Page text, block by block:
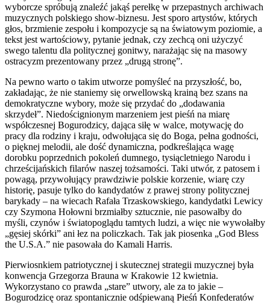
wyborcze spróbują znaleźć jakąś perełkę w przepastnych archiwach
muzycznych polskiego show-biznesu. Jest sporo artystów, których
głos, brzmienie zespołu i kompozycje są na światowym poziomie, a
tekst jest wartościowy, pytanie jednak, czy zechcą oni użyczyć
swego talentu dla politycznej gonitwy, narażając się na masowy
ostracyzm prezentowany przez „drugą stronę”.
Na pewno warto o takim utworze pomyśleć na przyszłość, bo,
zakładając, że nie staniemy się orwellowską krainą bez szans na
demokratyczne wybory, może się przydać do „dodawania
skrzydeł”. Niedoścignionym marzeniem jest pieśń na miarę
współczesnej Bogurodzicy, dająca siłę w walce, motywację do
pracy dla rodziny i kraju, odwołująca się do Boga, pełna godności,
o pięknej melodii, ale dość dynamiczna, podkreślająca wagę
dorobku poprzednich pokoleń dumnego, tysiącletniego Narodu i
chrześcijańskich filarów naszej tożsamości. Taki utwór, z patosem i
powagą, przywołujący prawdziwie polskie korzenie, wiarę czy
historię, pasuje tylko do kandydatów z prawej strony politycznej
barykady – na wiecach Rafała Trzaskowskiego, kandydatki Lewicy
czy Szymona Hołowni brzmiałby sztucznie, nie pasowałby do
myśli, czynów i światopoglądu tamtych ludzi, a więc nie wywołałby
„gęsiej skórki” ani łez na policzkach. Tak jak piosenka „God Bless
the U.S.A.” nie pasowała do Kamali Harris.
Pierwiosnkiem patriotycznej i skutecznej strategii muzycznej była
konwencja Grzegorza Brauna w Krakowie 12 kwietnia.
Wykorzystano co prawda „stare” utwory, ale za to jakie –
Bogurodzicę oraz spontanicznie odśpiewaną Pieśń Konfederatów